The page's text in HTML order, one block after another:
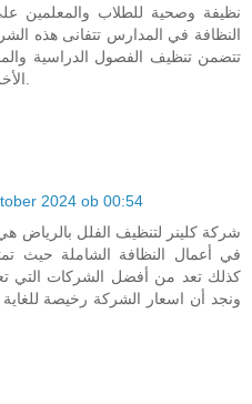
نظيفة وصحية للطلاب
النظافة في المدارس تتفانى هذه
تتضمن تنظيف الفصول الدراسية
oktober 2024 ob 00:54
شركة كلينر لتنظيف الفلل
في أعمال النظافة الشاملة حيث
كذلك تعد من أفضل الشركات التي
ونجد أن اسعار الشركة رخيصة